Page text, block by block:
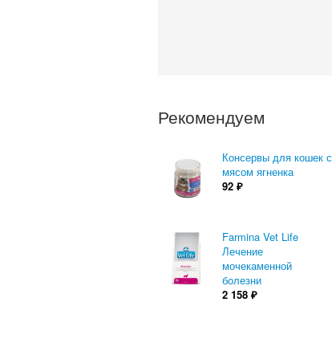
Рекомендуем
Консервы для кошек с
мясом ягненка
92 ₽
Farmina Vet Life
Лечение
мочекаменной
болезни
2 158 ₽